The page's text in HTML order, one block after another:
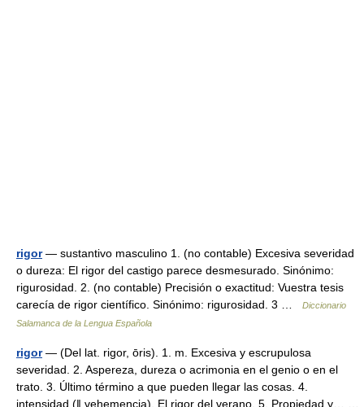
rigor— sustantivo masculino 1. (no contable) Excesiva severidad
o dureza: El rigor del castigo parece desmesurado. Sinónimo:
rigurosidad. 2. (no contable) Precisión o exactitud: Vuestra tesis
carecía de rigor científico. Sinónimo: rigurosidad. 3 …
Diccionario
Salamanca de la Lengua Española
rigor— (Del lat. rigor, ōris). 1. m. Excesiva y escrupulosa
severidad. 2. Aspereza, dureza o acrimonia en el genio o en el
trato. 3. Último término a que pueden llegar las cosas. 4.
intensidad (ǁ vehemencia). El rigor del verano. 5. Propiedad y… …